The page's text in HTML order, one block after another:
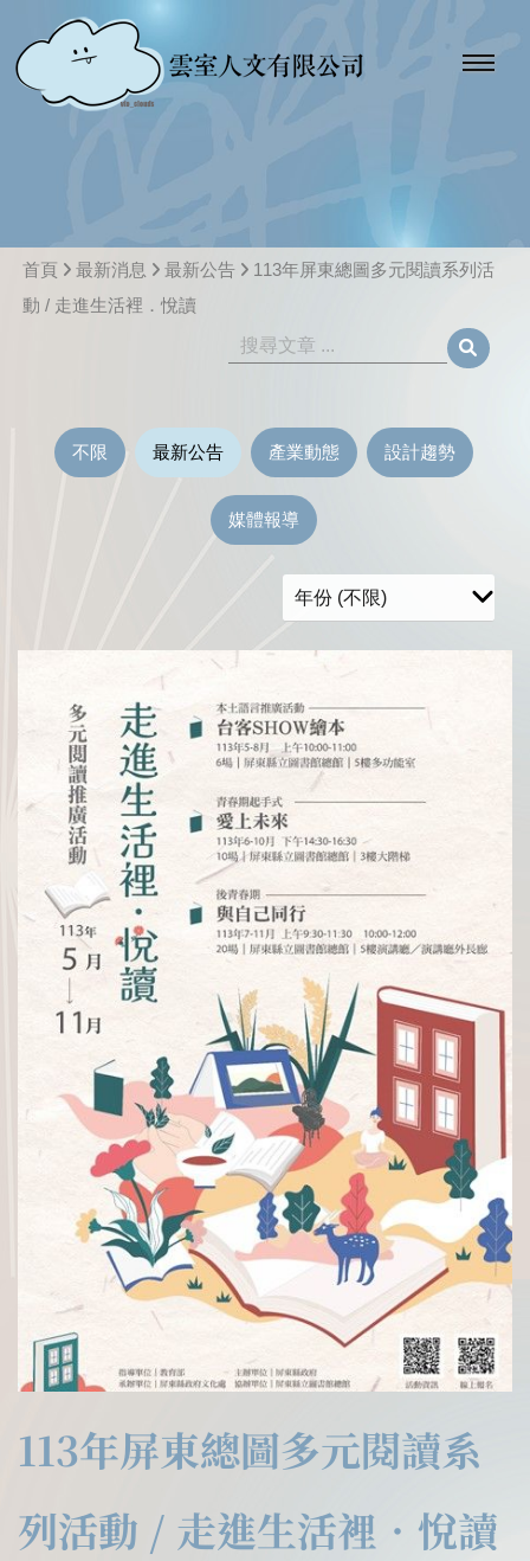
首頁 最新消息 最新公告
113年屏東總圖多元閱讀系列活
動 / 走進生活裡．悅讀
不限 最新公告 產業動態 設計趨勢
媒體報導
113年屏東總圖多元閱讀系
列活動 / 走進生活裡．悅讀